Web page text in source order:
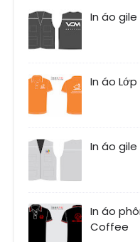
In áo
In áo
In áo
In áo
Coffee